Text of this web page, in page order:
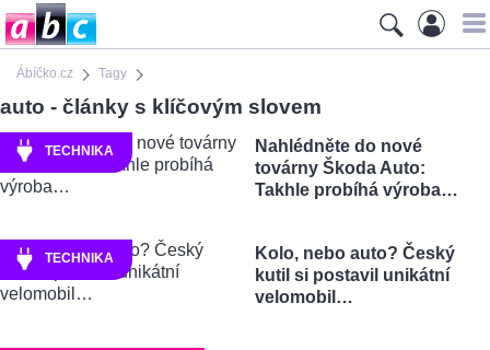
Ábíčko.cz Tagy
auto - články s klíčovým slovem
TECHNIKA
Nahlédněte do nové
továrny Škoda Auto:
Takhle probíhá výroba…
TECHNIKA
Kolo, nebo auto? Český
kutil si postavil unikátní
velomobil…